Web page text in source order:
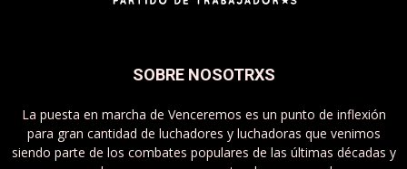
SOBRE NOSOTRXS
La puesta en marcha de Venceremos es un punto de inflexión
para gran cantidad de luchadores y luchadoras que venimos
siendo parte de los combates populares de las últimas décadas y